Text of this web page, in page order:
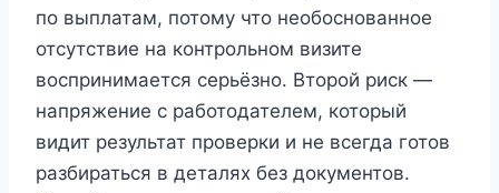
по выплатам, потому что необоснованное
отсутствие на контрольном визите
воспринимается серьёзно. Второй риск —
напряжение с работодателем, который
видит результат проверки и не всегда готов
разбираться в деталях без документов.